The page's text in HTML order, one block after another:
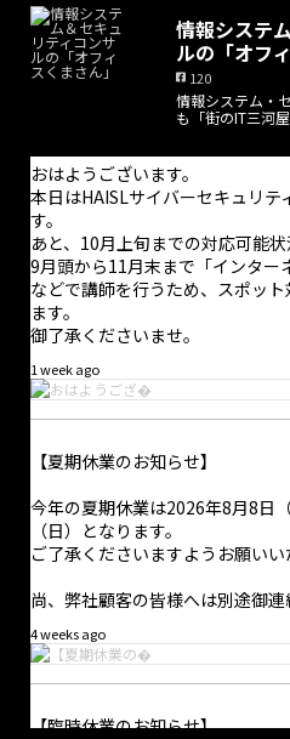
電話での問合せにつきましては受
ついては問合せフォームからのみ
っております。また、オンライン
ら随時可能です。
お手数をお掛けしますが、よろし
情報システ
ルの「オフ
120
情報システム・
も「街のIT三河
おはようございます。
本日はHAISLサイバーセキュリテ
す。
あと、10月上旬までの対応可能
9月頭から11月末まで「インター
などで講師を行うため、スポッ
ます。
御了承くださいませ。
1 week ago
【夏期休業のお知らせ】
今年の夏期休業は2026年8月8日
（日）となります。
ご了承くださいますようお願いい
尚、弊社顧客の皆様へは別途御連
4 weeks ago
【臨時休業のお知らせ】